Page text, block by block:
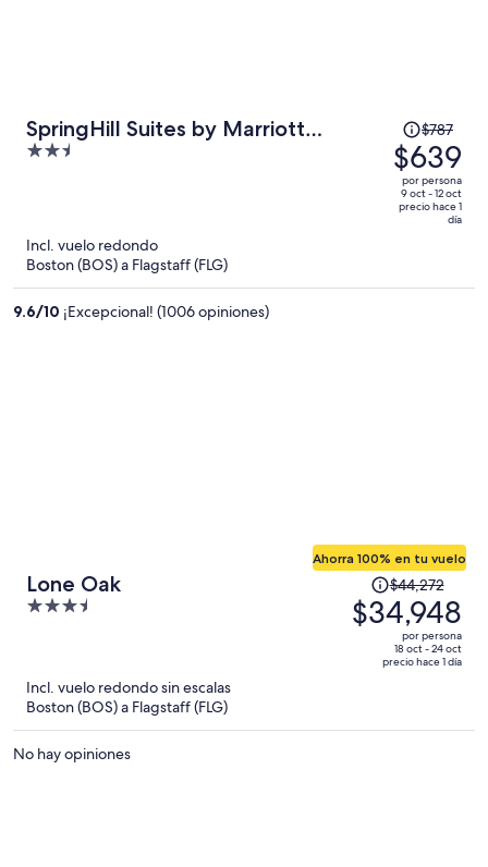
SpringHill Suites by Marriott
Cottonwood
2.5
El
precio
era
de
$787
es
$787
$639
por persona
9 oct - 12 oct
precio hace 1
día
Incl. vuelo redondo
Boston (BOS) a Flagstaff (FLG)
9.6/10 ¡Excepcional! (1006 opiniones)
Lone Oak
3.5
5
Ahorra 100% en tu vuelo
precio
era
$44,272
$44,272
$34,948
por persona
18 oct - 24 oct
precio hace 1 día
Incl. vuelo redondo sin escalas
Boston (BOS) a Flagstaff (FLG)
No hay opiniones